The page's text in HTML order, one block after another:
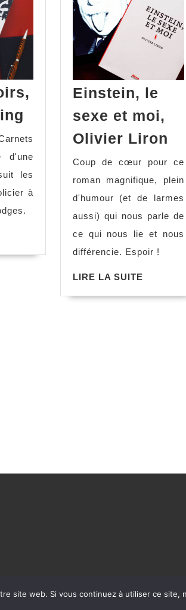
d'une
les
à
Einstein, le
sexe et moi,
Olivier Liron
Coup de cœur pour ce
roman magnifique, plein
d'humour (et de larmes
aussi) qui nous parle de
ce qui nous lie et nous
différencie. Espoir !
LIRE LA SUITE
Theme©rédactrice.com 2025 -
site web. Si vous continuez à utiliser ce